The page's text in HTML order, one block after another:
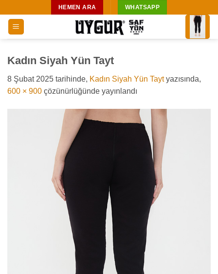
atla
HEMEN ARA WHATSAPP
Kadın Siyah Yün Tayt
8 Şubat 2025 tarihinde, Kadın Siyah Yün Taytyazısında,
600 × 900 çözünürlüğünde yayınlandı